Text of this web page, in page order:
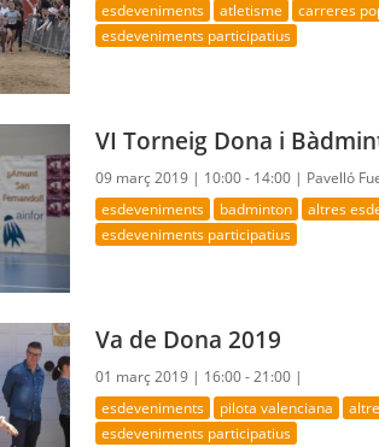
esdeveniments atletisme carreres
esdeveniments participatius
VI Torneig Dona i
09 març 2019 | 10:00 - 14:00 | Pavelló
esdeveniments badminton altres
esdeveniments participatius
Va de Dona 2019
01 març 2019 | 16:00 - 21:00 |
esdeveniments pilota valenciana
esdeveniments participatius